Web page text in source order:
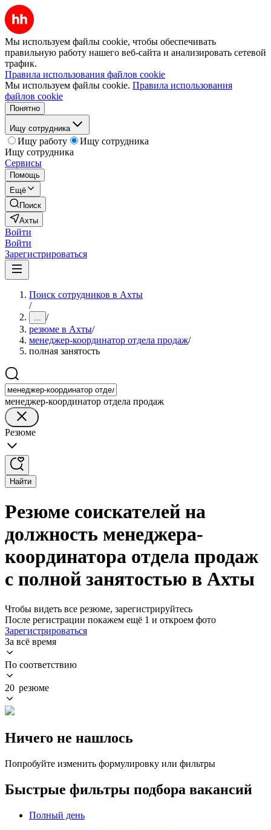
Мы используем файлы cookie, чтобы обеспечивать
правильную работу нашего веб-сайта и анализировать сетевой
трафик.
Правила использования файлов cookie
Мы используем файлы cookie. Правила использования
файлов cookie
Понятно
Ищу сотрудника
Ищу работу
Ищу сотрудника
Ищу сотрудника
Сервисы
Помощь
Ещё
Поиск
Ахты
Войти
Войти
Зарегистрироваться
Поиск сотрудников в Ахты
/
... /
резюме в Ахты/
менеджер-координатор отдела продаж/
полная занятость
менеджер-координатор отдела продаж
Резюме
Найти
Резюме соискателей на
должность менеджера-
координатора отдела продаж
с полной занятостью в Ахты
Чтобы видеть все резюме, зарегистрируйтесь
После регистрации покажем ещё 1 и откроем фото
Зарегистрироваться
За всё время
По соответствию
20 резюме
Ничего не нашлось
Попробуйте изменить формулировку или фильтры
Быстрые фильтры подбора вакансий
Полный день